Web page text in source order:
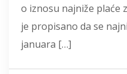
o iznosu najniže plaće
je propisano da se
januara […]